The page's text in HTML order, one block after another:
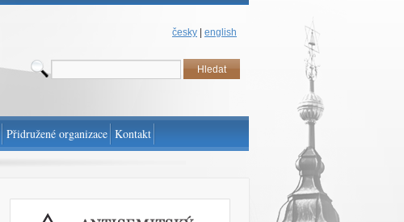
česky english
Přidružené organizace Kontakt